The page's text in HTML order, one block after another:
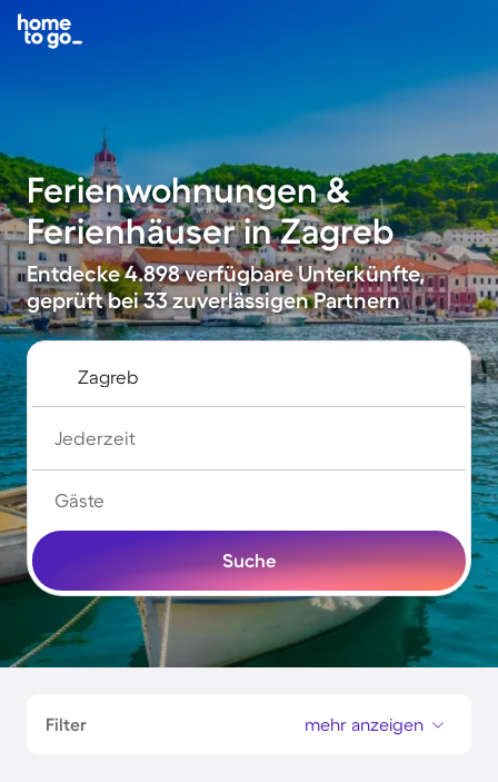
Ferienwohnungen &
Ferienhäuser in Zagreb
Entdecke 4.898 verfügbare Unterkünfte,
geprüft bei 33 zuverlässigen Partnern
Jederzeit
Gäste
Suche
Filter mehr anzeigen